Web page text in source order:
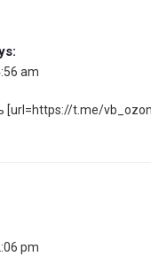
am
[url=https://t.me/
pm